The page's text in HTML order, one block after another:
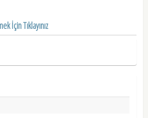
İçin Tıklayınız